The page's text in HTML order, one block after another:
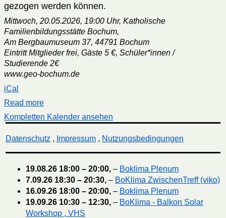
gezogen werden können.
Mittwoch, 20.05.2026, 19:00 Uhr, Katholische
Familienbildungsstätte Bochum,
Am Bergbaumuseum 37, 44791 Bochum
Eintritt Mitglieder frei, Gäste 5 €, Schüler*innen /
Studierende 2€
www.geo-bochum.de
iCal
Read more
Kompletten Kalender ansehen
Datenschutz , Impressum, Nutzungsbedingungen
19.08.26 18:00 – 20:00, – Boklima Plenum
7.09.26 18:30 – 20:30, – BoKlima ZwischenTreff (viko)
16.09.26 18:00 – 20:00, – Boklima Plenum
19.09.26 10:30 – 12:30, – BoKlima - Balkon Solar
Workshop , VHS